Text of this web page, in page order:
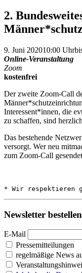
2.
9. Juni 202010:00 Uhr
Online-Veranstaltung
Zoom
kostenfrei
Der zweite Zoom-Call
Interessent*innen, die
zu schaffen, sind
Das bestehende
versorgt. Wer neu
zum Zoom-Call
* Wir respektieren
Newsletter bestellen
E-Mail
Pressemitteilungen
regelmäßige News